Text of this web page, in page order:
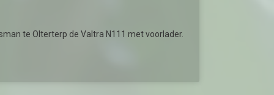
te Olterterp de Valtra N111 met voorlader.